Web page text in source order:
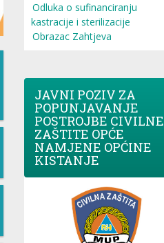
Odluka o sufinanciranju
kastracije i sterilizacije
Obrazac Zahtjeva
JAVNI POZIV ZA
POPUNJAVANJE
POSTROJBE CIVILNE
ZAŠTITE OPĆE
NAMJENE OPĆINE
KISTANJE